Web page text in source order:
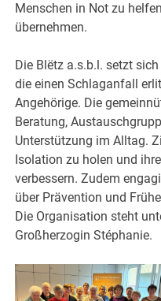
Menschen in Not zu
übernehmen.
Die Blëtz a.s.b.l. setzt
die einen Schlaganfall
Angehörige. Die
Beratung,
Unterstützung im Alltag.
Isolation zu holen und
verbessern. Zudem
über Prävention und
Die Organisation steht
Großherzogin Stéphanie.